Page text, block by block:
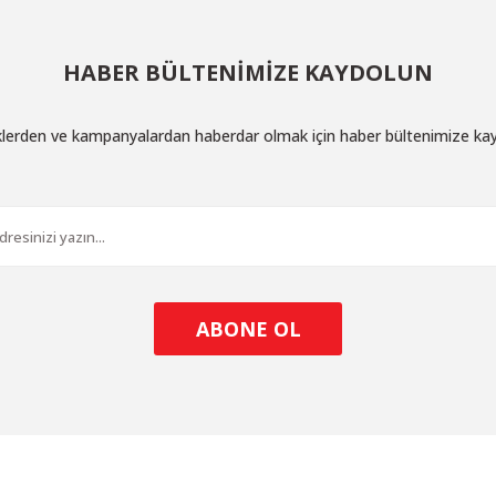
HABER BÜLTENİMİZE KAYDOLUN
ve kampanyalardan haberdar olmak için haber bültenimize
ABONE OL